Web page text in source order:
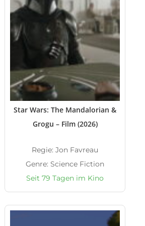
Star Wars: The Mandalorian &
Grogu – Film (2026)
Regie: Jon Favreau
Genre: Science Fiction
Seit 79 Tagen im Kino